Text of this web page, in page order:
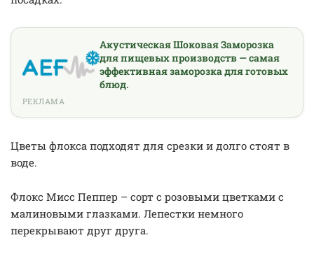
Акустическая Шоковая Заморозка
для пищевых производств — самая
эффективная заморозка для готовых
блюд.
РЕКЛАМА
Цветы флокса подходят для срезки и долго стоят в
воде.
Флокс Мисс Пеппер – сорт с розовыми цветками с
малиновыми глазками. Лепестки немного
перекрывают друг друга.